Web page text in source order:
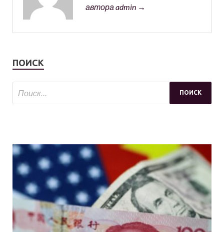
автора admin →
ПОИСК